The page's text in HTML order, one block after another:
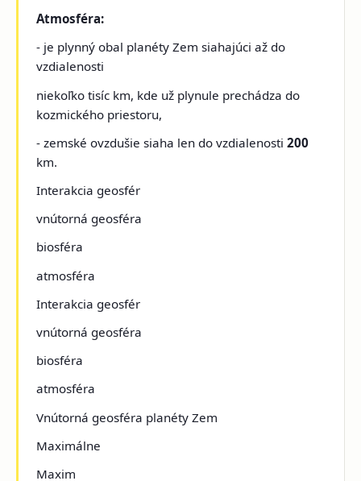
Atmosféra:
- je plynný obal planéty Zem siahajúci až do
vzdialenosti
niekoľko tisíc km, kde už plynule prechádza do
kozmického priestoru,
- zemské ovzdušie siaha len do vzdialenosti200
km.
Interakcia geosfér
vnútorná geosféra
biosféra
atmosféra
Interakcia geosfér
vnútorná geosféra
biosféra
atmosféra
Vnútorná geosféra planéty Zem
Maximálne
Maxim